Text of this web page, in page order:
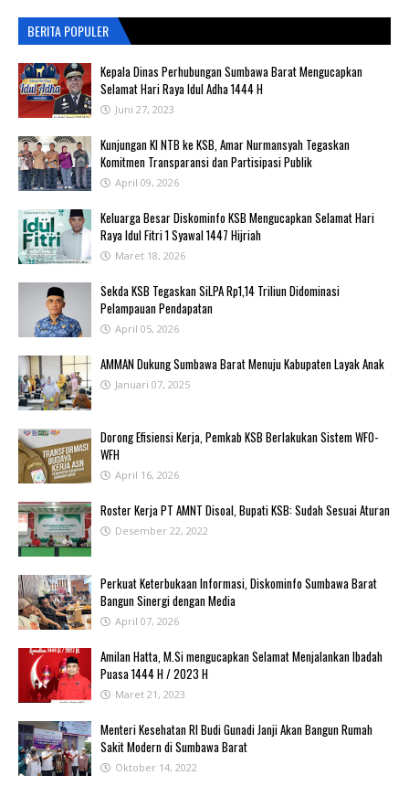
BERITA POPULER
Kepala Dinas Perhubungan Sumbawa Barat Mengucapkan
Selamat Hari Raya Idul Adha 1444 H
Juni 27, 2023
Kunjungan KI NTB ke KSB, Amar Nurmansyah Tegaskan
Komitmen Transparansi dan Partisipasi Publik
April 09, 2026
Keluarga Besar Diskominfo KSB Mengucapkan Selamat Hari
Raya Idul Fitri 1 Syawal 1447 Hijriah
Maret 18, 2026
Sekda KSB Tegaskan SiLPA Rp1,14 Triliun Didominasi
Pelampauan Pendapatan
April 05, 2026
AMMAN Dukung Sumbawa Barat Menuju Kabupaten Layak Anak
Januari 07, 2025
‎Dorong Efisiensi Kerja, Pemkab KSB Berlakukan Sistem WFO-
WFH ‎
April 16, 2026
Roster Kerja PT AMNT Disoal, Bupati KSB: Sudah Sesuai Aturan
Desember 22, 2022
Perkuat Keterbukaan Informasi, Diskominfo Sumbawa Barat
Bangun Sinergi dengan Media
April 07, 2026
Amilan Hatta, M.Si mengucapkan Selamat Menjalankan Ibadah
Puasa 1444 H / 2023 H
Maret 21, 2023
Menteri Kesehatan RI Budi Gunadi Janji Akan Bangun Rumah
Sakit Modern di Sumbawa Barat
Oktober 14, 2022